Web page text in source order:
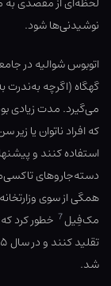
نوشیدنی‌ها شود.
اتوبوس شوالیه در
گهگاه (اگرچه به‌ندرت
می‌گیرد. مدت زیادی
که افراد ناتوان یا
استفاده کنند و
دسته‌جاروهای
همگی از سوی
مک‌فِیل7 خطور کرد
شد.